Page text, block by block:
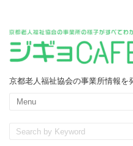
京都老人福祉協会の事業所情報を